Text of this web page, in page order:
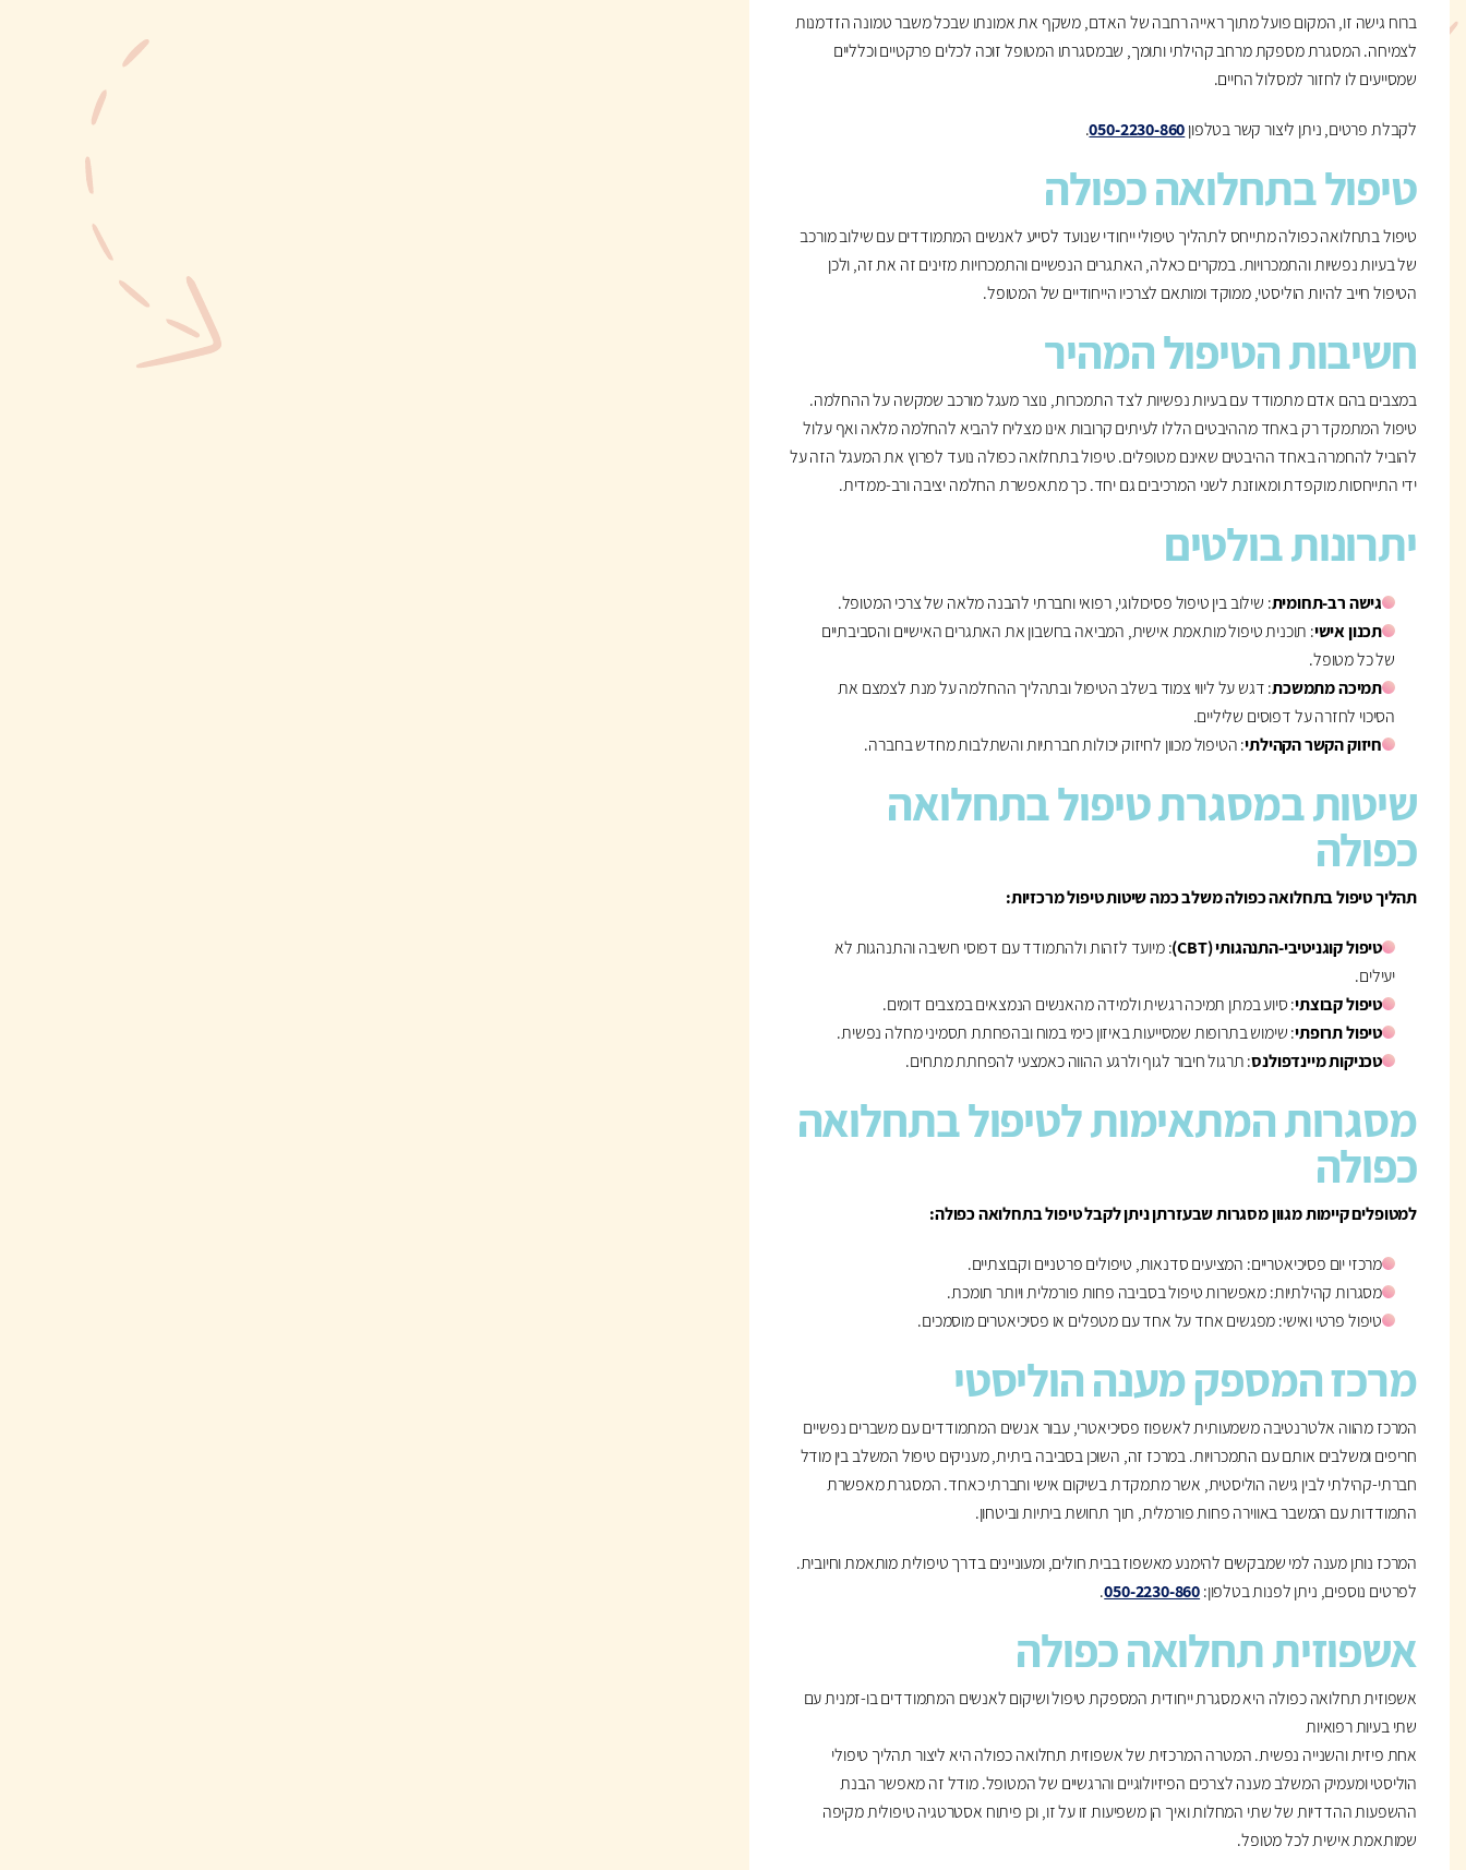
ברוח גישה זו, המקום פועל מתוך ראייה רחבה של האדם, משקף את אמונתו שבכל משבר טמונה הזדמנות
לצמיחה. המסגרת מספקת מרחב קהילתי ותומך, שבמסגרתו המטופל זוכה לכלים פרקטיים וכלליים
שמסייעים לו לחזור למסלול החיים.
לקבלת פרטים, ניתן ליצור קשר בטלפון050-2230-860
.
טיפול בתחלואה כפולה
טיפול בתחלואה כפולה מתייחס לתהליך טיפולי ייחודי שנועד לסייע לאנשים המתמודדים עם שילוב מורכב
של בעיות נפשיות והתמכרויות. במקרים כאלה, האתגרים הנפשיים והתמכרויות מזינים זה את זה, ולכן
הטיפול חייב להיות הוליסטי, ממוקד ומותאם לצרכיו הייחודיים של המטופל.
חשיבות הטיפול המהיר
במצבים בהם אדם מתמודד עם בעיות נפשיות לצד התמכרות, נוצר מעגל מורכב שמקשה על ההחלמה.
טיפול המתמקד רק באחד מההיבטים הללו לעיתים קרובות אינו מצליח להביא להחלמה מלאה ואף עלול
להוביל להחמרה באחד ההיבטים שאינם מטופלים. טיפול בתחלואה כפולה נועד לפרוץ את המעגל הזה על
ידי התייחסות מוקפדת ומאוזנת לשני המרכיבים גם יחד. כך מתאפשרת החלמה יציבה ורב-ממדית.
יתרונות בולטים
גישה רב-תחומית: שילוב בין טיפול פסיכולוגי, רפואי וחברתי להבנה מלאה של צרכי המטופל.
תכנון אישי: תוכנית טיפול מותאמת אישית, המביאה בחשבון את האתגרים האישיים והסביבתיים
של כל מטופל.
תמיכה מתמשכת: דגש על ליווי צמוד בשלב הטיפול ובתהליך ההחלמה על מנת לצמצם את
הסיכוי לחזרה על דפוסים שליליים.
חיזוק הקשר הקהילתי: הטיפול מכוון לחיזוק יכולות חברתיות והשתלבות מחדש בחברה.
שיטות במסגרת טיפול בתחלואה
כפולה
תהליך טיפול בתחלואה כפולה משלב כמה שיטות טיפול מרכזיות:
טיפול קוגניטיבי-התנהגותי (CBT)
: מיועד לזהות ולהתמודד עם דפוסי חשיבה והתנהגות לא
יעילים.
טיפול קבוצתי: סיוע במתן תמיכה רגשית ולמידה מהאנשים הנמצאים במצבים דומים.
טיפול תרופתי: שימוש בתרופות שמסייעות באיזון כימי במוח ובהפחתת תסמיני מחלה נפשית.
טכניקות מיינדפולנס: תרגול חיבור לגוף ולרגע ההווה כאמצעי להפחתת מתחים.
מסגרות המתאימות לטיפול בתחלואה
כפולה
למטופלים קיימות מגוון מסגרות שבעזרתן ניתן לקבל טיפול בתחלואה כפולה:
מרכזי יום פסיכיאטריים: המציעים סדנאות, טיפולים פרטניים וקבוצתיים.
מסגרות קהילתיות: מאפשרות טיפול בסביבה פחות פורמלית ויותר תומכת.
טיפול פרטי ואישי: מפגשים אחד על אחד עם מטפלים או פסיכיאטרים מוסמכים.
מרכז המספק מענה הוליסטי
המרכז מהווה אלטרנטיבה משמעותית לאשפוז פסיכיאטרי, עבור אנשים המתמודדים עם משברים נפשיים
חריפים ומשלבים אותם עם התמכרויות. במרכז זה, השוכן בסביבה ביתית, מעניקים טיפול המשלב בין מודל
חברתי-קהילתי לבין גישה הוליסטית, אשר מתמקדת בשיקום אישי וחברתי כאחד. המסגרת מאפשרת
התמודדות עם המשבר באווירה פחות פורמלית, תוך תחושת ביתיות וביטחון.
המרכז נותן מענה למי שמבקשים להימנע מאשפוז בבית חולים, ומעוניינים בדרך טיפולית מותאמת וחיובית.
לפרטים נוספים, ניתן לפנות בטלפון:050-2230-860
.
אשפוזית תחלואה כפולה
אשפוזית תחלואה כפולה היא מסגרת ייחודית המספקת טיפול ושיקום לאנשים המתמודדים בו-זמנית עם
שתי בעיות רפואיות
אחת פיזית והשנייה נפשית. המטרה המרכזית של אשפוזית תחלואה כפולה היא ליצור תהליך טיפולי
הוליסטי ומעמיק המשלב מענה לצרכים הפיזיולוגיים והרגשיים של המטופל. מודל זה מאפשר הבנת
ההשפעות ההדדיות של שתי המחלות ואיך הן משפיעות זו על זו, וכן פיתוח אסטרטגיה טיפולית מקיפה
שמותאמת אישית לכל מטופל.